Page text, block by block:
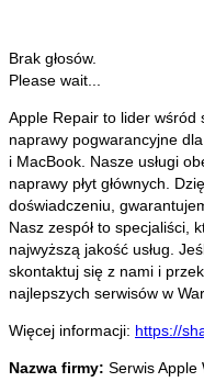
Brak głosów.
Please wait...
Apple Repair to lider wśród
naprawy pogwarancyjne
i MacBook. Nasze usługi
naprawy płyt głównych.
doświadczeniu,
Nasz zespół to specjaliści,
najwyższą jakość usług.
skontaktuj się z nami i
najlepszych serwisów w
Więcej informacji: https://
Nazwa firmy: Serwis Apple